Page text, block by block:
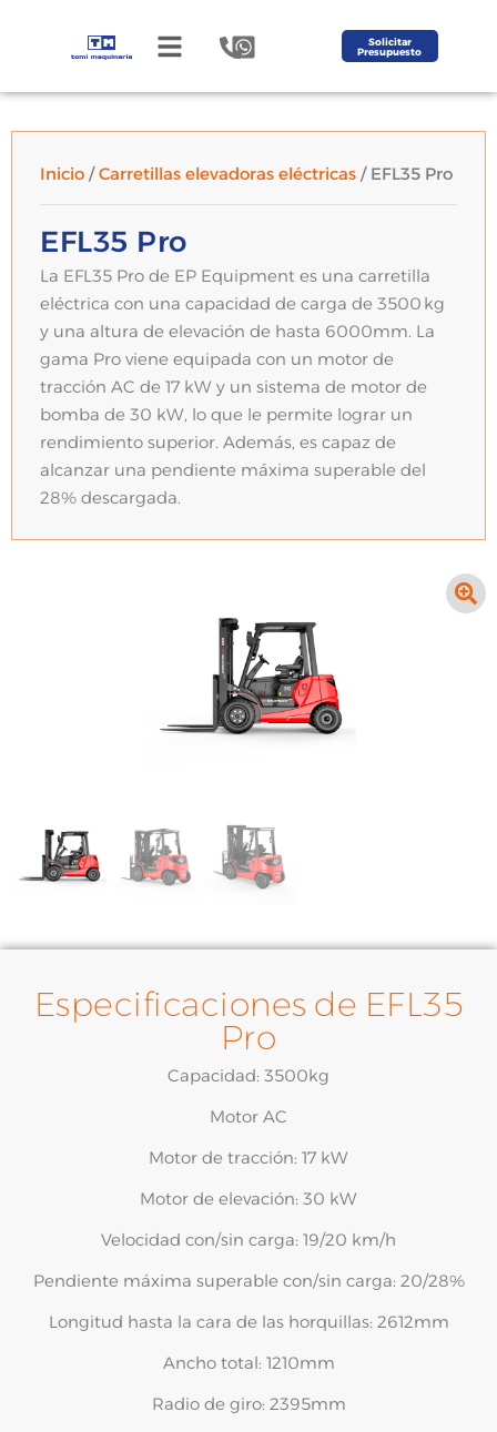
Solicitar
Presupuesto
Inicio /Carretillas elevadoras eléctricas / EFL35 Pro
EFL35 Pro
La EFL35 Pro de EP Equipment es una carretilla
eléctrica con una capacidad de carga de 3500 kg
y una altura de elevación de hasta 6000mm. La
gama Pro viene equipada con un motor de
tracción AC de 17 kW y un sistema de motor de
bomba de 30 kW, lo que le permite lograr un
rendimiento superior. Además, es capaz de
alcanzar una pendiente máxima superable del
28% descargada.
Especificaciones de EFL35
Pro
Capacidad: 3500kg
Motor AC
Motor de tracción: 17 kW
Motor de elevación: 30 kW
Velocidad con/sin carga: 19/20 km/h
Pendiente máxima superable con/sin carga: 20/28%
Longitud hasta la cara de las horquillas: 2612mm
Ancho total: 1210mm
Radio de giro: 2395mm